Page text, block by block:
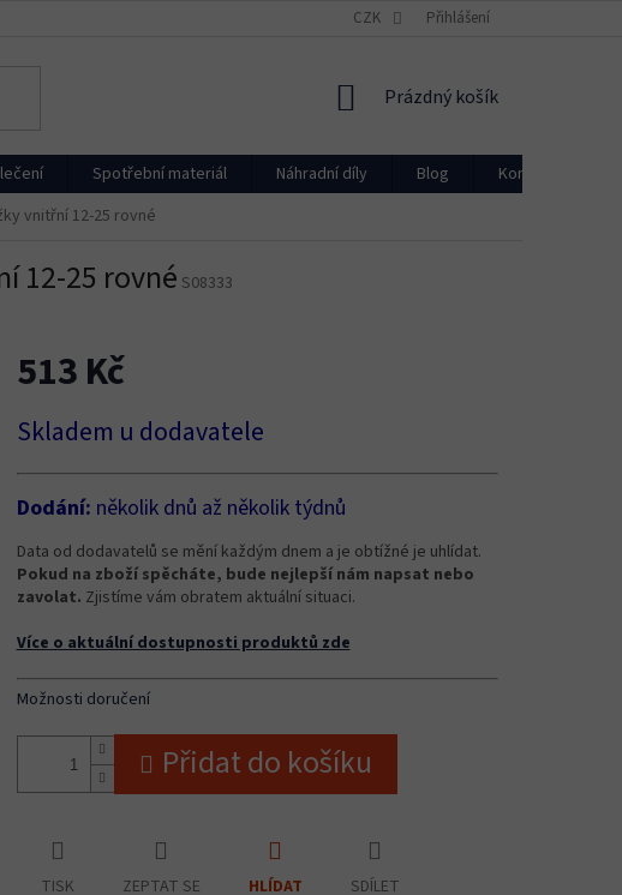
CZK Přihlášení
NÁKUPNÍ
Prázdný košík
Spotřební materiál Náhradní díly Blog
Kontakty
vnitřní 12-25 rovné
12-25 rovné S08333
513 Kč
cena:
Skladem u dodavatele
Dodání: několik dnů až několik týdnů
Data od dodavatelů se mění každým dnem a je obtížné je uhlídat.
Pokud na zboží spěcháte, bude nejlepší nám napsat nebo
zavolat. Zjistíme vám obratem aktuální situaci.
Více o aktuální dostupnosti produktů zde
Možnosti doručení
Přidat do košíku
TISK ZEPTAT SE HLÍDAT SDÍLET